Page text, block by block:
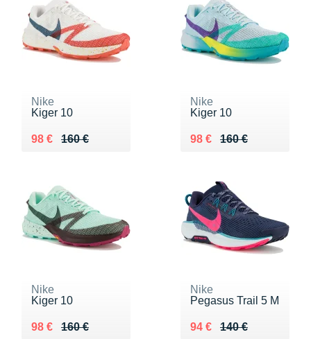
Nike
Kiger 10
160 €
Au lieu de 160 €
98 €
Vendu 98 €
Nike
Kiger 10
160 €
Au lieu de 160 €
98 €
Vendu 98 €
Nike
Kiger 10
160 €
Au lieu de 160 €
98 €
Vendu 98 €
Nike
Pegasus Trail 5 M
140 €
Au lieu de 140 €
94 €
Vendu 94 €